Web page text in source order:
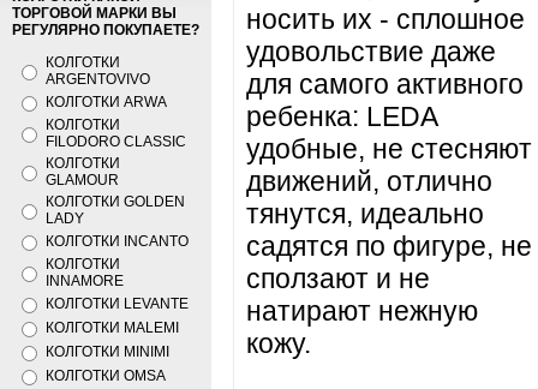
ТОРГОВОЙ МАРКИ ВЫ
РЕГУЛЯРНО ПОКУПАЕТЕ?
КОЛГОТКИ
ARGENTOVIVO
КОЛГОТКИ ARWA
КОЛГОТКИ
FILODORO CLASSIC
КОЛГОТКИ
GLAMOUR
КОЛГОТКИ GOLDEN
LADY
КОЛГОТКИ INCANTO
КОЛГОТКИ
INNAMORE
КОЛГОТКИ LEVANTE
КОЛГОТКИ MALEMI
КОЛГОТКИ MINIMI
КОЛГОТКИ OMSA
носить их - сплошное
удовольствие даже
для самого активного
ребенка: LEDA
удобные, не стесняют
движений, отлично
тянутся, идеально
садятся по фигуре, не
сползают и не
натирают нежную
кожу.